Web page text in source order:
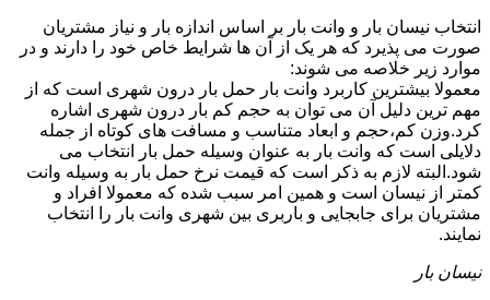
انتخاب نیسان بار و وانت بار بر اساس اندازه بار و نیاز مشتریان
صورت می پذیرد که هر یک از آن ها شرایط خاص خود را دارند و در
موارد زیر خلاصه می شوند:
معمولا بیشترین کاربرد وانت بار حمل بار درون شهری است که از
مهم ترین دلیل آن می توان به حجم کم بار درون شهری اشاره
کرد.وزن کم،حجم و ابعاد متناسب و مسافت های کوتاه از جمله
دلایلی است که وانت بار به عنوان وسیله حمل بار انتخاب می
شود.البته لازم به ذکر است که قیمت نرخ حمل بار به وسیله وانت
کمتر از نیسان است و همین امر سبب شده که معمولا افراد و
مشتریان برای جابجایی و باربری بین شهری وانت بار را انتخاب
نمایند.
نیسان بار